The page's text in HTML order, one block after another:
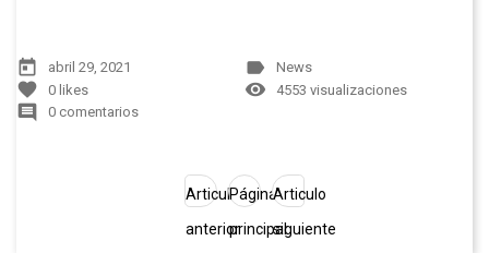
today abril 29, 2021 label News
favorite 0 likes remove_red_eye 4553 visualizaciones
comment 0 comentarios
Articulo
anterior
Página
principal
Articulo
siguiente